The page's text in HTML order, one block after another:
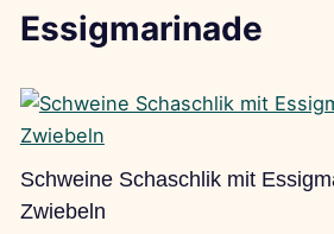
Essigmarinade
Schweine Schaschlik mit
Zwiebeln